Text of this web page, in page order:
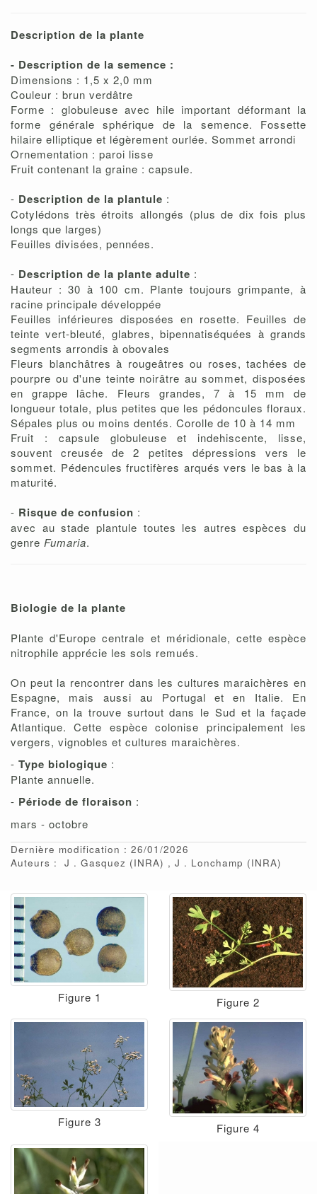
Description de la plante
- Description de la semence :
Dimensions : 1,5 x 2,0 mm
Couleur : brun verdâtre
Forme : globuleuse avec hile important déformant la
forme générale sphérique de la semence. Fossette
hilaire elliptique et légèrement ourlée. Sommet arrondi
Ornementation : paroi lisse
Fruit contenant la graine : capsule.
- Description de la plantule :
Cotylédons très étroits allongés (plus de dix fois plus
longs que larges)
Feuilles divisées, pennées.
- Description de la plante adulte :
Hauteur : 30 à 100 cm. Plante toujours grimpante, à
racine principale développée
Feuilles inférieures disposées en rosette. Feuilles de
teinte vert-bleuté, glabres, bipennatiséquées à grands
segments arrondis à obovales
Fleurs blanchâtres à rougeâtres ou roses, tachées de
pourpre ou d'une teinte noirâtre au sommet, disposées
en grappe lâche. Fleurs grandes, 7 à 15 mm de
longueur totale, plus petites que les pédoncules floraux.
Sépales plus ou moins dentés. Corolle de 10 à 14 mm
Fruit : capsule globuleuse et indehiscente, lisse,
souvent creusée de 2 petites dépressions vers le
sommet. Pédencules fructifères arqués vers le bas à la
maturité.
- Risque de confusion :
avec au stade plantule toutes les autres espèces du
genre Fumaria.
Biologie de la plante
Plante d'Europe centrale et méridionale, cette espèce
nitrophile apprécie les sols remués.
On peut la rencontrer dans les cultures maraichères en
Espagne, mais aussi au Portugal et en Italie. En
France, on la trouve surtout dans le Sud et la façade
Atlantique. Cette espèce colonise principalement les
vergers, vignobles et cultures maraichères.
- Type biologique :
Plante annuelle.
- Période de floraison :
mars - octobre
Dernière modification : 26/01/2026
Auteurs :
J Gasquez (INRA) J Lonchamp (INRA)
Figure 1 Figure 2
Figure 3 Figure 4